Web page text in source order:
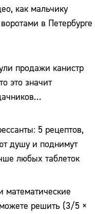
как мальчику
в Петербурге
продажи канистр
это значит
5 рецептов,
душу и поднимут
любых таблеток
математические
решить (3/5 ×